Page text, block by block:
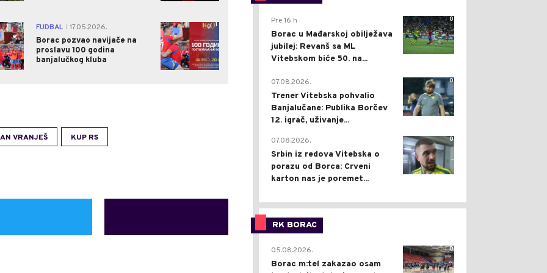
3 FUDBAL
17.05.2026.
Borac pozvao navijače na
proslavu 100 godina
banjalučkog kluba
1
VRANJEŠ KUP RS
0
Pre 16 h
Borac u Mađarskoj obilježava
jubilej: Revanš sa ML
Vitebskom biće 50. na...
0
07.08.2026.
Trener Vitebska pohvalio
Banjalučane: Publika Borčev
12. igrač, uživanje...
0
07.08.2026.
Srbin iz redova Vitebska o
porazu od Borca: Crveni
karton nas je poremet...
RK BORAC
0
05.08.2026.
Borac m:tel zakazao osam